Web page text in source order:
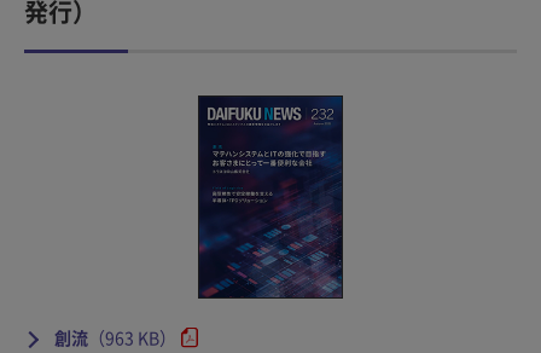
発行）
創流 （963 KB）